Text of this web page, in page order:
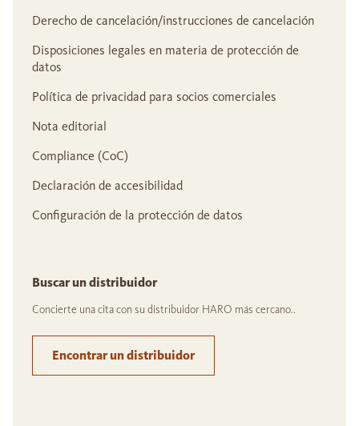
Derecho de cancelación/instrucciones de cancelación
Disposiciones legales en materia de protección de
datos
Política de privacidad para socios comerciales
Nota editorial
Compliance (CoC)
Declaración de accesibilidad
Configuración de la protección de datos
Buscar un distribuidor
Concierte una cita con su distribuidor HARO más cercano..
Encontrar un distribuidor